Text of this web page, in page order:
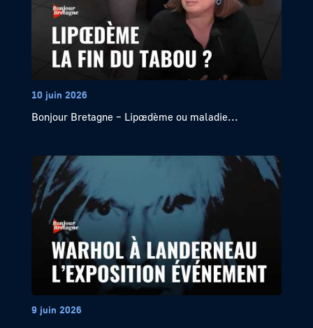
10 juin 2026
Bonjour Bretagne – Lipœdème ou maladie...
9 juin 2026